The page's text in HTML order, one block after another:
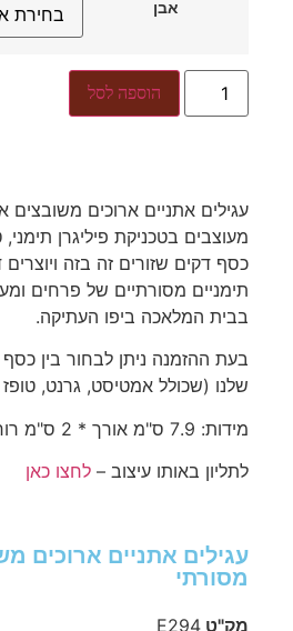
אבן
הוספה לסל
עגילים אתניים ארוכים משובצים
מעוצבים בטכניקת פיליגרן
כסף דקים שזורים זה בזה
תימניים מסורתיים של פרחים
בבית המלאכה ביפו העתיקה.
בעת ההזמנה ניתן לבחור בין
שלנו (שכולל אמטיסט, גרנט, טופז
מידות: 7.9 ס"מ אורך * 2 ס"מ רוחב.
לתליון באותו עיצוב – לחצו כאן
עגילים אתניים ארוכים
מסורתי
מק"ט E294